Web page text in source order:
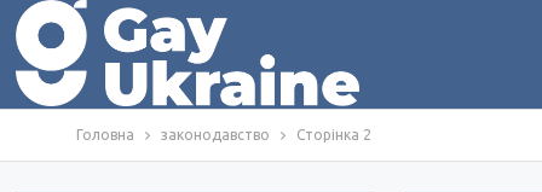
Головна законодавство Сторінка 2